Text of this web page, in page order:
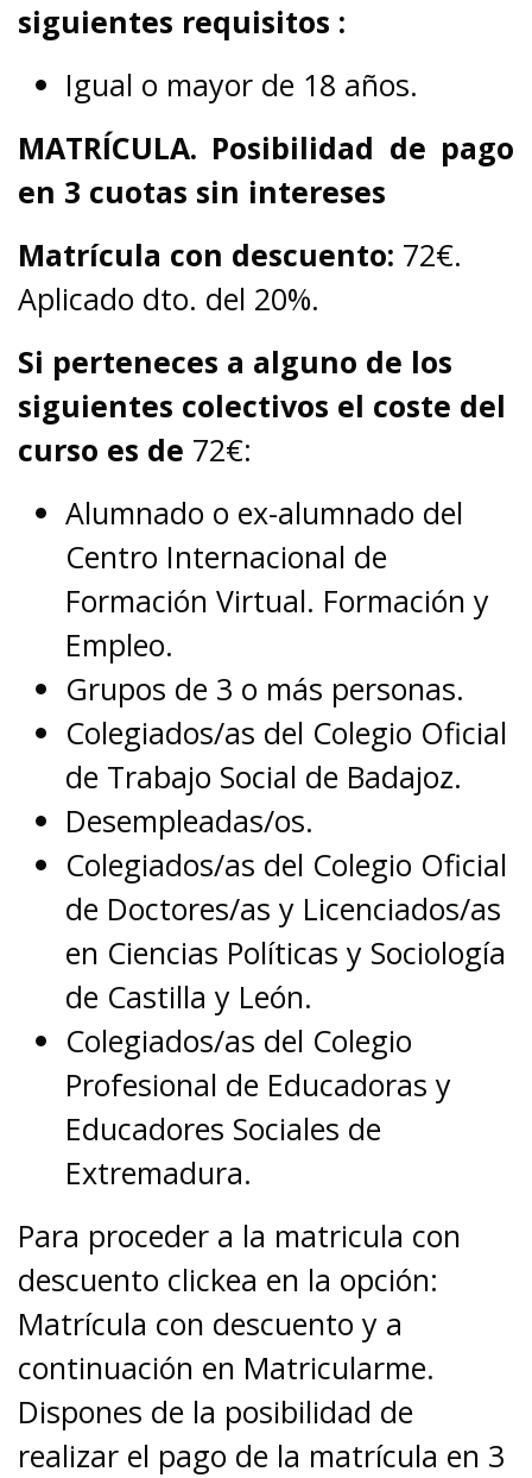
siguientes requisitos :
Igual o mayor de 18 años.
MATRÍCULA. Posibilidad de pago
en 3 cuotas sin intereses
Matrícula con descuento: 72€.
Aplicado dto. del 20%.
Si perteneces a alguno de los
siguientes colectivos el coste del
curso es de 72€:
Alumnado o ex-alumnado del
Centro Internacional de
Formación Virtual. Formación y
Empleo.
Grupos de 3 o más personas.
Colegiados/as del Colegio Oficial
de Trabajo Social de Badajoz.
Desempleadas/os.
Colegiados/as del Colegio Oficial
de Doctores/as y Licenciados/as
en Ciencias Políticas y Sociología
de Castilla y León.
Colegiados/as del Colegio
Profesional de Educadoras y
Educadores Sociales de
Extremadura.
Para proceder a la matricula con
descuento clickea en la opción:
Matrícula con descuento y a
continuación en Matricularme.
Dispones de la posibilidad de
realizar el pago de la matrícula en 3